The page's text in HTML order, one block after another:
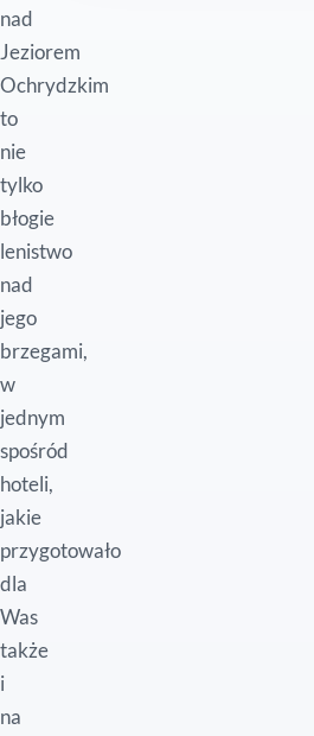
nad
Jeziorem
Ochrydzkim
to
nie
tylko
błogie
lenistwo
nad
jego
brzegami,
w
jednym
spośród
hoteli,
jakie
przygotowało
dla
Was
także
i
na